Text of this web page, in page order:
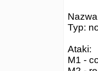
Typ:
Ataki:
M1 -